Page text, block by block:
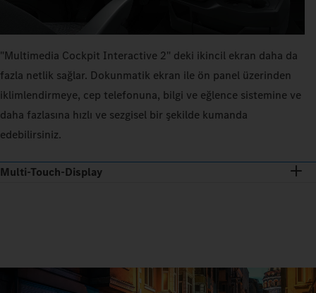
"Multimedia Cockpit Interactive 2" deki ikincil ekran daha da
fazla netlik sağlar. Dokunmatik ekran ile ön panel üzerinden
iklimlendirmeye, cep telefonuna, bilgi ve eğlence sistemine ve
daha fazlasına hızlı ve sezgisel bir şekilde kumanda
edebilirsiniz.
Multi-Touch-Display